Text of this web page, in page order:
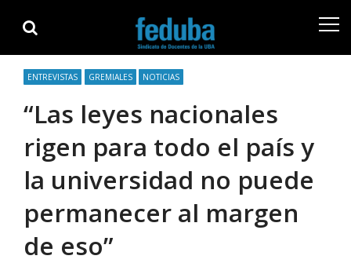
navigation
content
ENTREVISTAS GREMIALES NOTICIAS
“Las leyes nacionales
rigen para todo el país y
la universidad no puede
permanecer al margen
de eso”